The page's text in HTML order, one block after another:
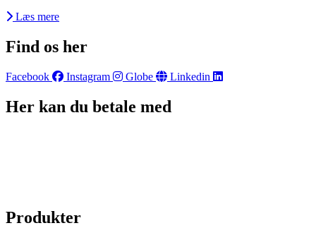
Læs mere
Find os her
Facebook Instagram Globe Linkedin
Her kan du betale med
Produkter